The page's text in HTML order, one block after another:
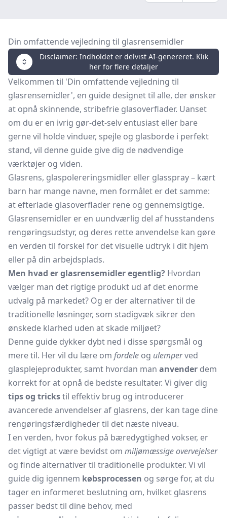
Din omfattende vejledning til glasrensemidler
Disclaimer: Indholdet er delvist AI-genereret. Klik
her for flere detaljer
Velkommen til 'Din omfattende vejledning til
glasrensemidler', en guide designet til alle, der ønsker
at opnå skinnende, stribefrie glasoverflader. Uanset
om du er en ivrig gør-det-selv entusiast eller bare
gerne vil holde vinduer, spejle og glasborde i perfekt
stand, vil denne guide give dig de nødvendige
værktøjer og viden.
Glasrens, glaspolereringsmidler eller glasspray – kært
barn har mange navne, men formålet er det samme:
at efterlade glasoverflader rene og gennemsigtige.
Glasrensemidler er en uundværlig del af husstandens
rengøringsudstyr, og deres rette anvendelse kan gøre
en verden til forskel for det visuelle udtryk i dit hjem
eller på din arbejdsplads.
Men hvad er glasrensemidler egentlig? Hvordan
vælger man det rigtige produkt ud af det enorme
udvalg på markedet? Og er der alternativer til de
traditionelle løsninger, som stadigvæk sikrer den
ønskede klarhed uden at skade miljøet?
Denne guide dykker dybt ned i disse spørgsmål og
mere til. Her vil du lære om fordele og ulemperved
glasplejeprodukter, samt hvordan man anvender dem
korrekt for at opnå de bedste resultater. Vi giver dig
tips og trickstil effektiv brug og introducerer
avancerede anvendelser af glasrens, der kan tage dine
rengøringsfærdigheder til det næste niveau.
I en verden, hvor fokus på bæredygtighed vokser, er
det vigtigt at være bevidst om miljømæssige overvejelser
og finde alternativer til traditionelle produkter. Vi vil
guide dig igennem købsprocessen og sørge for, at du
tager en informeret beslutning om, hvilket glasrens
passer bedst til dine behov, med